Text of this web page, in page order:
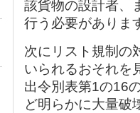
該貨物の設計者、
行う必要がありま
次にリスト規制の
いられるおそれを
出令別表第1の16
ど明らかに大量破